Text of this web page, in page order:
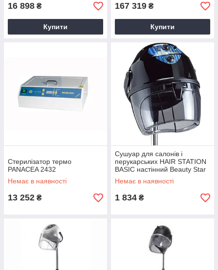
16 898 ₴
Купити
167 319 ₴
Купити
Стерилізатор термо
PANACEA 2432
Немає в наявності
13 252 ₴
Сушуар для салонів і
перукарських HAIR STATION
BASIC настінний Beauty Star
Немає в наявності
1 834 ₴